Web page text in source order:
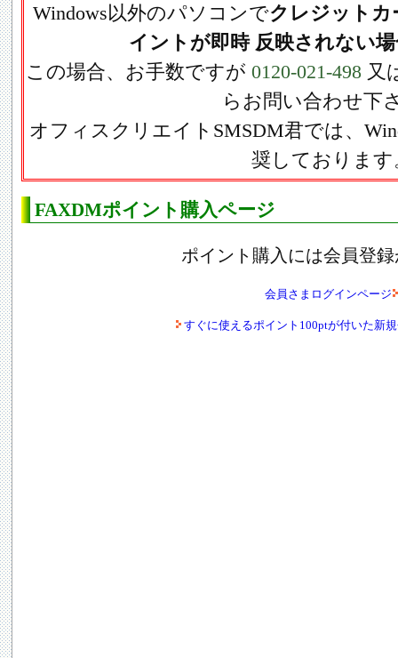
Windows以外のパソコンでクレジットカ
イントが即時 反映されない
この場合、お手数ですが 0120-021-498 又
らお問い合わせ下
オフィスクリエイトSMSDM君では、
奨しております
FAXDMポイント購入ページ
ポイント購入には会員登
会員さまログインページ
すぐに使えるポイント100ptが付いた新